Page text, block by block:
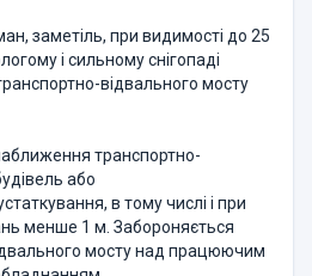
заметіль, при видимості до 25
і сильному снігопаді
відвального мосту
транспортно-
або
в тому числі і при
менше 1 м. Забороняється
мосту над працюючим